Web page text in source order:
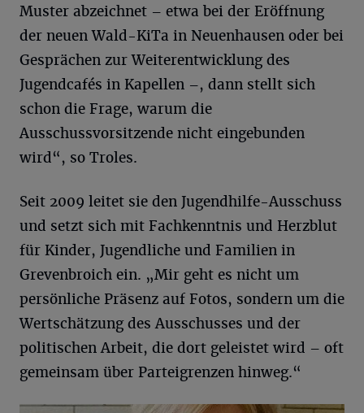
Muster abzeichnet – etwa bei der Eröffnung
der neuen Wald-KiTa in Neuenhausen oder bei
Gesprächen zur Weiterentwicklung des
Jugendcafés in Kapellen –, dann stellt sich
schon die Frage, warum die
Ausschussvorsitzende nicht eingebunden
wird“, so Troles.
Seit 2009 leitet sie den Jugendhilfe-Ausschuss
und setzt sich mit Fachkenntnis und Herzblut
für Kinder, Jugendliche und Familien in
Grevenbroich ein. „Mir geht es nicht um
persönliche Präsenz auf Fotos, sondern um die
Wertschätzung des Ausschusses und der
politischen Arbeit, die dort geleistet wird – oft
gemeinsam über Parteigrenzen hinweg.“